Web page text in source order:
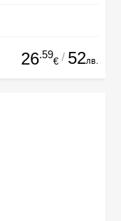
26.59
€ / 52лв.